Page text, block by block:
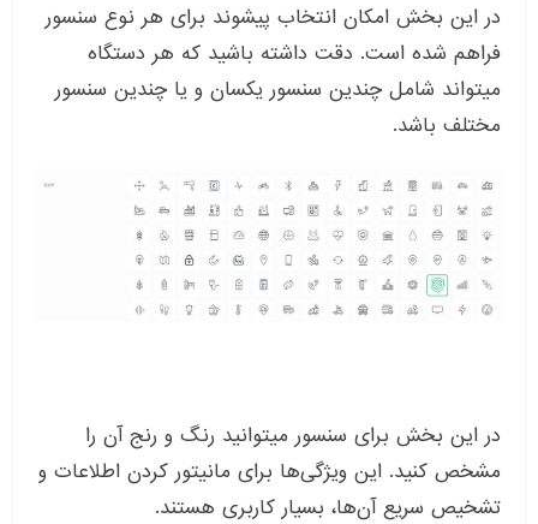
در این بخش امکان انتخاب پیشوند برای هر نوع سنسور
فراهم شده است. دقت داشته باشید که هر دستگاه
میتواند شامل چندین سنسور یکسان و یا چندین سنسور
مختلف باشد.
در این بخش برای سنسور میتوانید رنگ و رنج آن را
مشخص کنید. این ویژگی‌ها برای مانیتور کردن اطلاعات و
تشخیص سریع آن‌ها، بسیار کاربری هستند.